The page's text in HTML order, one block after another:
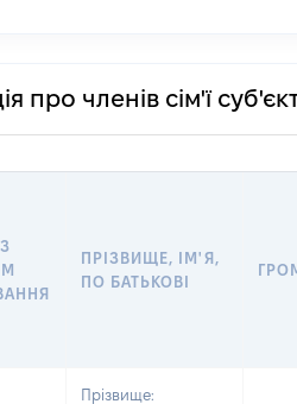
про членів сім'ї
ПРІЗВИЩЕ, ІМ'Я,
ПО БАТЬКОВІ
Прізвище: